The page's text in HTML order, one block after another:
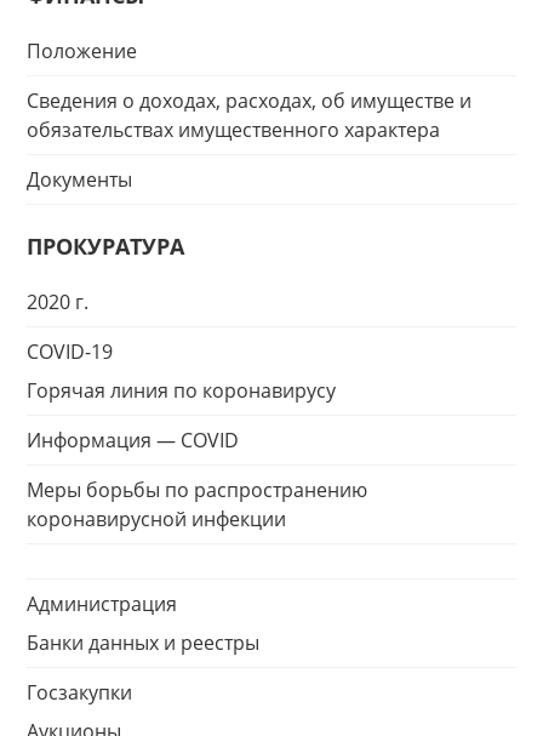
Положение
Сведения о доходах, расходах, об имуществе и
обязательствах имущественного характера
Документы
ПРОКУРАТУРА
2020 г.
COVID-19
Горячая линия по коронавирусу
Информация — COVID
Меры борьбы по распространению
коронавирусной инфекции
Администрация
Банки данных и реестры
Госзакупки